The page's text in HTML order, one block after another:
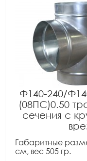
Ф140-240/
(08ПС)0.50
сечения с
Габаритные
см, вес 505 гр.